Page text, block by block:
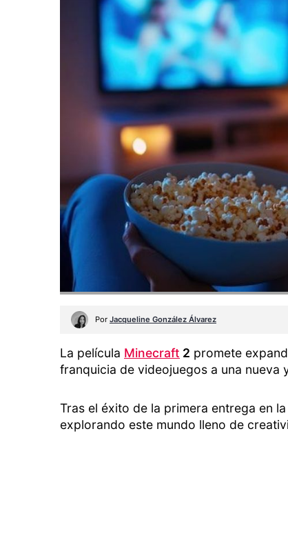
Por Jacqueline González Álvarez
La película Minecraft 2 promete
franquicia de videojuegos a una nueva
Tras el éxito de la primera entrega en
explorando este mundo lleno de